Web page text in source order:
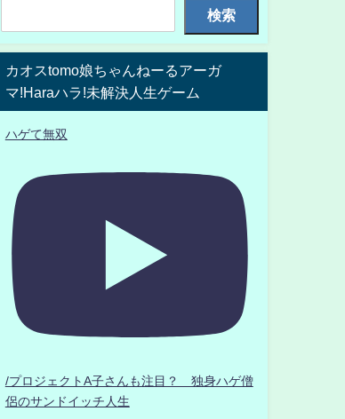
検索
カオスtomo娘ちゃんねーるアーガ
マ!Haraハラ!未解決人生ゲーム
ハゲて無双
/プロジェクトA子さんも注目？ 独身ハゲ僧
侶のサンドイッチ人生